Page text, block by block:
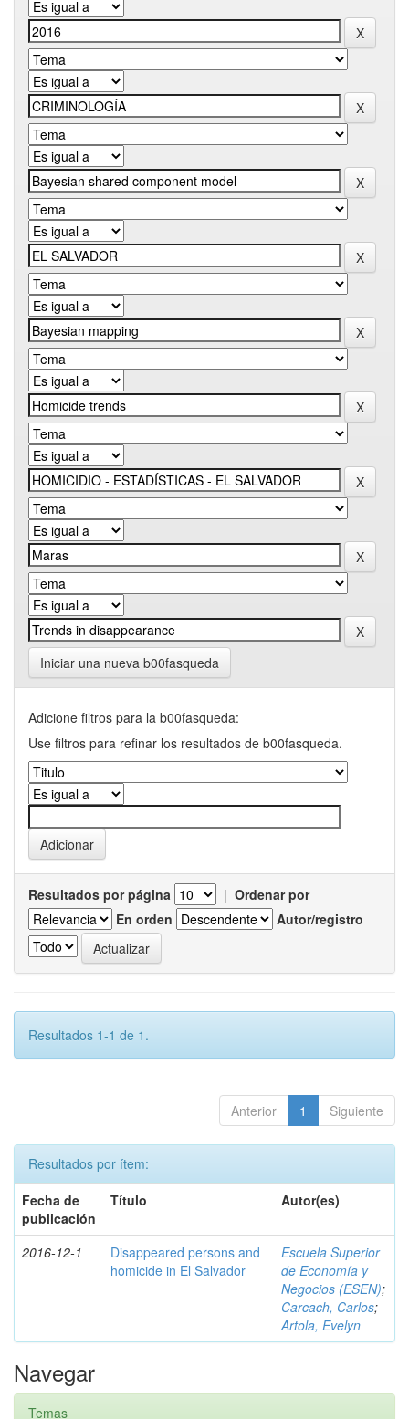
Iniciar una nueva b00fasqueda
Adicione filtros para la b00fasqueda:
Use filtros para refinar los resultados de b00fasqueda.
Resultados por página | Ordenar por
En orden
Autor/registro
Resultados 1-1 de 1.
Anterior 1 Siguiente
Resultados por ítem:
Fecha de
publicación
Título Autor(es)
2016-12-1
Disappeared persons and
homicide in El Salvador
Escuela Superior
de Economía y
Negocios (ESEN);
Carcach, Carlos;
Artola, Evelyn
Navegar
Temas